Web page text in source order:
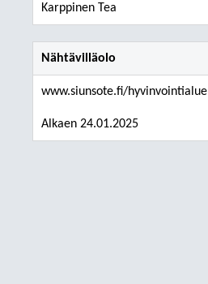
Karppinen Tea
Nähtävilläolo
www.siunsote.fi/hyvinvointialue
Alkaen 24.01.2025